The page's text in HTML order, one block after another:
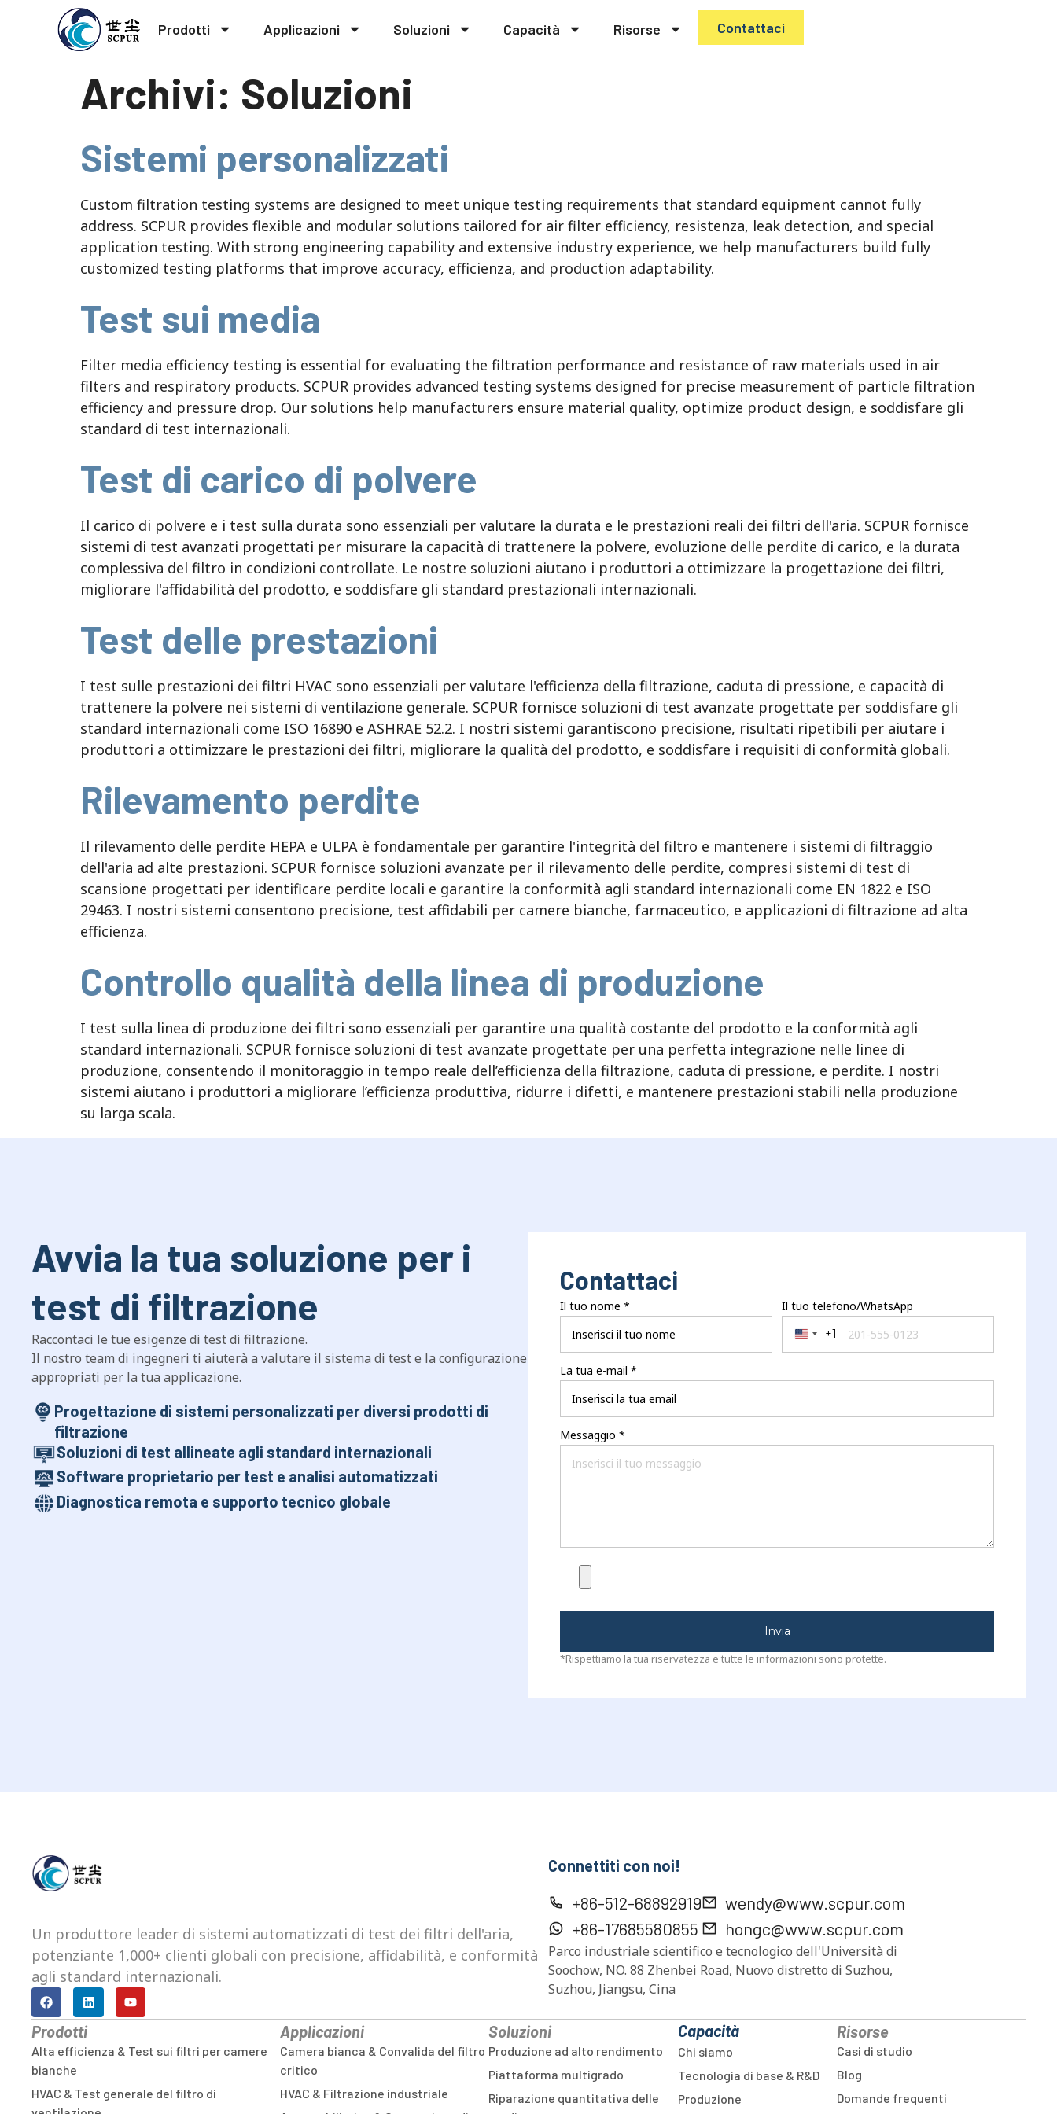
Prodotti Applicazioni Soluzioni Capacità Risorse Contattaci
Archivi: Soluzioni
Sistemi personalizzati
Custom filtration testing systems are designed to meet unique testing requirements that standard equipment cannot fully
address. SCPUR provides flexible and modular solutions tailored for air filter efficiency, resistenza, leak detection, and special
application testing. With strong engineering capability and extensive industry experience, we help manufacturers build fully
customized testing platforms that improve accuracy, efficienza, and production adaptability.
Test sui media
Filter media efficiency testing is essential for evaluating the filtration performance and resistance of raw materials used in air
filters and respiratory products. SCPUR provides advanced testing systems designed for precise measurement of particle filtration
efficiency and pressure drop. Our solutions help manufacturers ensure material quality, optimize product design, e soddisfare gli
standard di test internazionali.
Test di carico di polvere
Il carico di polvere e i test sulla durata sono essenziali per valutare la durata e le prestazioni reali dei filtri dell'aria. SCPUR fornisce
sistemi di test avanzati progettati per misurare la capacità di trattenere la polvere, evoluzione delle perdite di carico, e la durata
complessiva del filtro in condizioni controllate. Le nostre soluzioni aiutano i produttori a ottimizzare la progettazione dei filtri,
migliorare l'affidabilità del prodotto, e soddisfare gli standard prestazionali internazionali.
Test delle prestazioni
I test sulle prestazioni dei filtri HVAC sono essenziali per valutare l'efficienza della filtrazione, caduta di pressione, e capacità di
trattenere la polvere nei sistemi di ventilazione generale. SCPUR fornisce soluzioni di test avanzate progettate per soddisfare gli
standard internazionali come ISO 16890 e ASHRAE 52.2. I nostri sistemi garantiscono precisione, risultati ripetibili per aiutare i
produttori a ottimizzare le prestazioni dei filtri, migliorare la qualità del prodotto, e soddisfare i requisiti di conformità globali.
Rilevamento perdite
Il rilevamento delle perdite HEPA e ULPA è fondamentale per garantire l'integrità del filtro e mantenere i sistemi di filtraggio
dell'aria ad alte prestazioni. SCPUR fornisce soluzioni avanzate per il rilevamento delle perdite, compresi sistemi di test di
scansione progettati per identificare perdite locali e garantire la conformità agli standard internazionali come EN 1822 e ISO
29463. I nostri sistemi consentono precisione, test affidabili per camere bianche, farmaceutico, e applicazioni di filtrazione ad alta
efficienza.
Controllo qualità della linea di produzione
I test sulla linea di produzione dei filtri sono essenziali per garantire una qualità costante del prodotto e la conformità agli
standard internazionali. SCPUR fornisce soluzioni di test avanzate progettate per una perfetta integrazione nelle linee di
produzione, consentendo il monitoraggio in tempo reale dell’efficienza della filtrazione, caduta di pressione, e perdite. I nostri
sistemi aiutano i produttori a migliorare l’efficienza produttiva, ridurre i difetti, e mantenere prestazioni stabili nella produzione
su larga scala.
Avvia la tua soluzione per i
test di filtrazione
Raccontaci le tue esigenze di test di filtrazione.
Il nostro team di ingegneri ti aiuterà a valutare il sistema di test e la configurazione
appropriati per la tua applicazione.
Progettazione di sistemi personalizzati per diversi prodotti di
filtrazione
Soluzioni di test allineate agli standard internazionali
Software proprietario per test e analisi automatizzati
Diagnostica remota e supporto tecnico globale
Contattaci
Il tuo nome * Il tuo telefono/WhatsApp
United States +1
+1
La tua e-mail *
Messaggio *
Invia
*Rispettiamo la tua riservatezza e tutte le informazioni sono protette.
Un produttore leader di sistemi automatizzati di test dei filtri dell'aria,
potenziante 1,000+ clienti globali con precisione, affidabilità, e conformità
agli standard internazionali.
Connettiti con noi!
+86-512-68892919
+86-17685580855
wendy@www.scpur.com
hongc@www.scpur.com
Parco industriale scientifico e tecnologico dell'Università di
Soochow, NO. 88 Zhenbei Road, Nuovo distretto di Suzhou,
Suzhou, Jiangsu, Cina
Prodotti
Alta efficienza & Test sui filtri per camere
bianche
HVAC & Test generale del filtro di
Applicazioni
Camera bianca & Convalida del filtro
critico
HVAC & Filtrazione industriale
Soluzioni
Produzione ad alto rendimento
Piattaforma multigrado
Riparazione quantitativa delle
Capacità
Chi siamo
Tecnologia di base & R&D
Produzione
Risorse
Casi di studio
Blog
Domande frequenti